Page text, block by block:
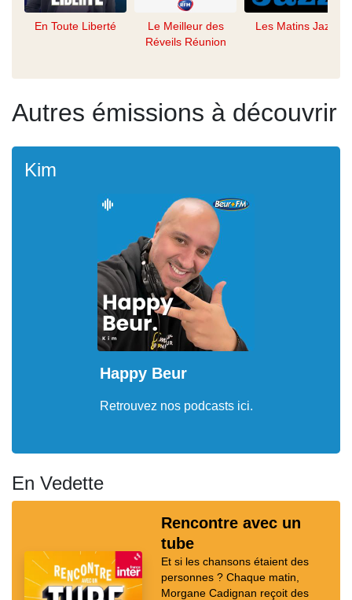
En Toute Liberté
Le Meilleur des
Réveils Réunion
Les Matins Jazz
Autres émissions à découvrir
Kim
Happy Beur
Retrouvez nos podcasts ici.
En Vedette
Rencontre avec un
tube
Et si les chansons étaient des
personnes ? Chaque matin,
Morgane Cadignan reçoit des